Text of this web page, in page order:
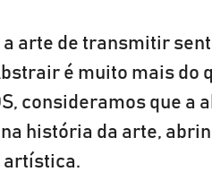
a arte de transmitir
é muito mais do
consideramos que a
história da arte,
artística.